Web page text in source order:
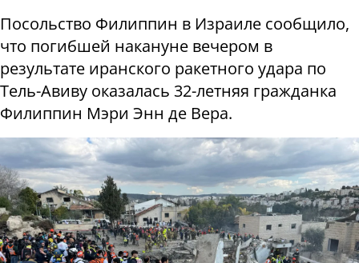
Посольство Филиппин в Израиле сообщило,
что погибшей накануне вечером в
результате иранского ракетного удара по
Тель-Авиву оказалась 32-летняя гражданка
Филиппин Мэри Энн де Вера.